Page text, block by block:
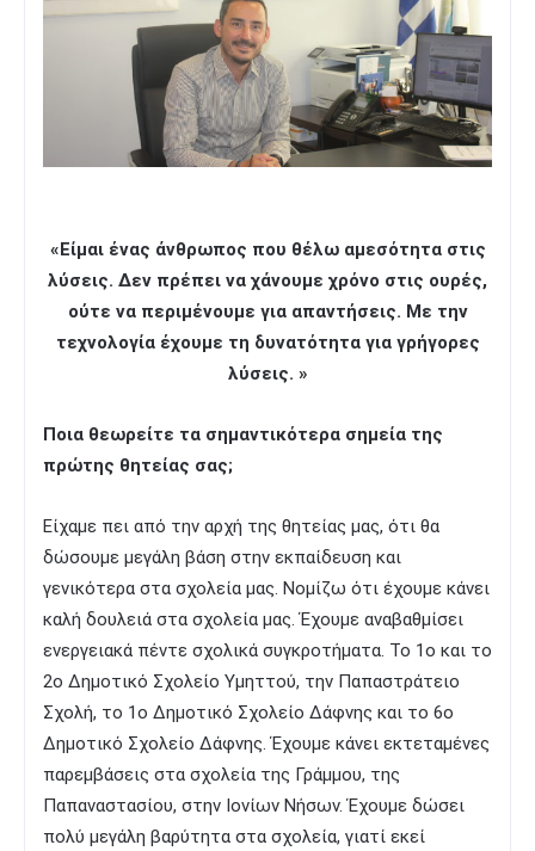
«Είμαι ένας άνθρωπος που θέλω αμεσότητα στις
λύσεις. Δεν πρέπει να χάνουμε χρόνο στις ουρές,
ούτε να περιμένουμε για απαντήσεις. Με την
τεχνολογία έχουμε τη δυνατότητα για γρήγορες
λύσεις. »
Ποια θεωρείτε τα σημαντικότερα σημεία της
πρώτης θητείας σας;
Είχαμε πει από την αρχή της θητείας μας, ότι θα
δώσουμε μεγάλη βάση στην εκπαίδευση και
γενικότερα στα σχολεία μας. Νομίζω ότι έχουμε κάνει
καλή δουλειά στα σχολεία μας. Έχουμε αναβαθμίσει
ενεργειακά πέντε σχολικά συγκροτήματα. Το 1ο και το
2ο Δημοτικό Σχολείο Υμηττού, την Παπαστράτειο
Σχολή, το 1ο Δημοτικό Σχολείο Δάφνης και το 6ο
Δημοτικό Σχολείο Δάφνης. Έχουμε κάνει εκτεταμένες
παρεμβάσεις στα σχολεία της Γράμμου, της
Παπαναστασίου, στην Ιονίων Νήσων. Έχουμε δώσει
πολύ μεγάλη βαρύτητα στα σχολεία, γιατί εκεί